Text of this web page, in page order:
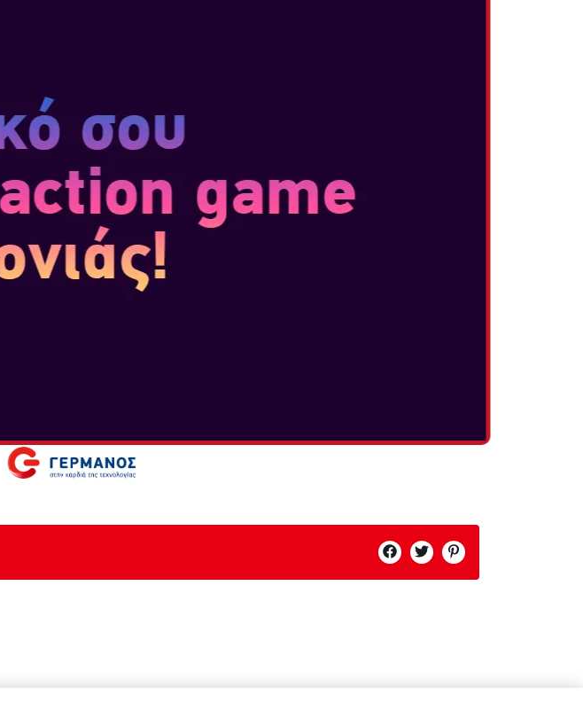
Κάθε φιγούρα amiibo δύο μερών έρχεται με έναν αναβάτη και ένα όχημα –
όπως ο Kirby με το Warp Star – τα οποία μαζί σχηματίζουν μια φιγούρα
amiibo. Μπορείτε να αναμείξετε και να ταιριάξετε τους αναβάτες και τα
οχήματά σας για να δημιουργήσετε διαφορετικούς συνδυασμούς, με
αποτέλεσμα διαφορετικές φιγούρες amiibo που μπορείτε να σκανάρετε για
να τις εισάγετε στο παιχνίδι σας. Ο αγώνας μαζί τους θα έχει ως αποτέλεσμα
την αύξηση του επιπέδου του αναβάτη και της εξειδίκευσής του με αυτό το
όχημα.